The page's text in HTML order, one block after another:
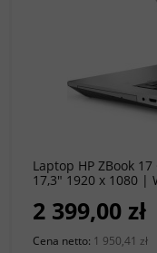
Laptop HP ZBook
17,3" 1920 x 1080 |
2 399,00 zł
Cena netto: 1 950,41 zł